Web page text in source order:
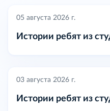
05 августа 2026 г.
Истории ребят из
03 августа 2026 г.
Истории ребят из